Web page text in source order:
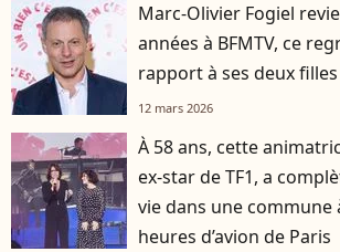
Marc-Olivier Fogiel
années à BFMTV, ce
rapport à ses deux
12 mars 2026
À 58 ans, cette
ex-star de TF1, a
vie dans une commune
heures d’avion de Paris